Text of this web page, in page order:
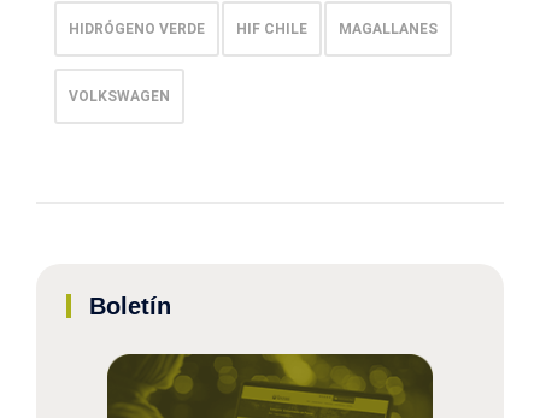
HIDRÓGENO VERDE HIF CHILE MAGALLANES
VOLKSWAGEN
Boletín